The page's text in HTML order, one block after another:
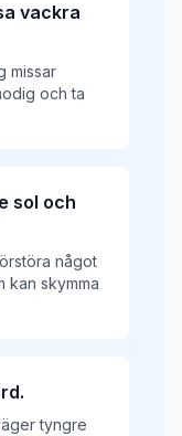
vackra
missar
och ta
sol och
något
skymma
tyngre